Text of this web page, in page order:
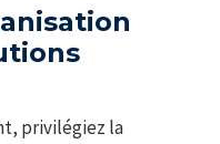
privilégiez la